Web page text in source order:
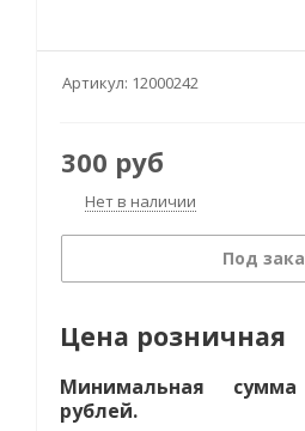
Артикул: 12000242
300 руб
Нет в наличии
Под
Цена розничная
Минимальная
рублей.